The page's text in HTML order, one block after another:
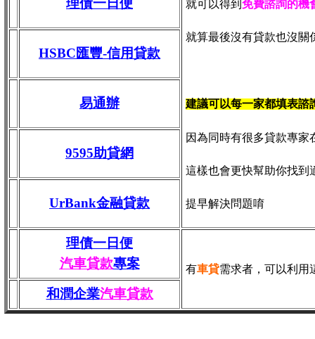
就可以得到 免費諮詢的機
就算最後沒有貸款也沒關
建議可以每一家都填表諮
因為同時有很多貸款專家
這樣也會更快幫助你找到
提早解決問題唷
理債一日便
HSBC匯豐-信用貸款
易通辦
9595助貸網
UrBank金融貸款
理債一日便
汽車貸款專案 有車貸需求者，可以利用
和潤企業汽車貸款